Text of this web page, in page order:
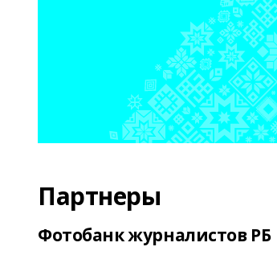
Партнеры
Фотобанк журналистов РБ